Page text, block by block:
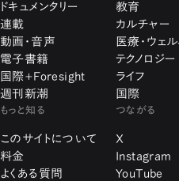
ドキュメンタリー
連載
動画・音声
電子書籍
国際+Foresight
週刊新潮
教育
カルチャー
医療・ウェ
テクノロジー
ライフ
国際
もっと知る
このサイトについて
料金
よくある質問
つながる
X
Instagram
YouTube